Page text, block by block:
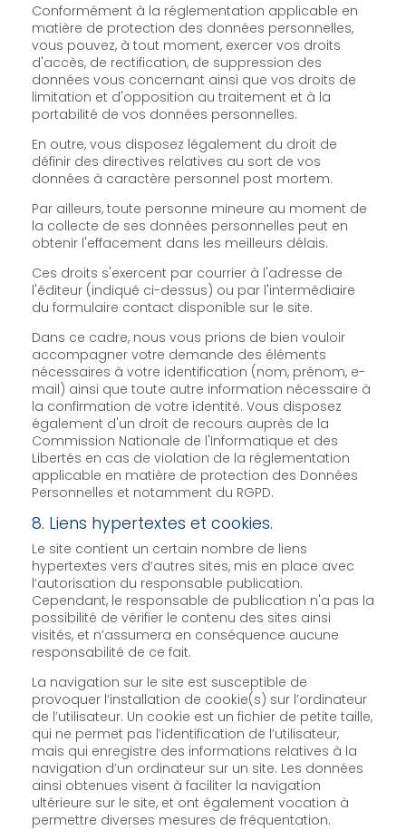
Conformément à la réglementation applicable en
matière de protection des données personnelles,
vous pouvez, à tout moment, exercer vos droits
d'accès, de rectification, de suppression des
données vous concernant ainsi que vos droits de
limitation et d'opposition au traitement et à la
portabilité de vos données personnelles.
En outre, vous disposez légalement du droit de
définir des directives relatives au sort de vos
données à caractère personnel post mortem.
Par ailleurs, toute personne mineure au moment de
la collecte de ses données personnelles peut en
obtenir l'effacement dans les meilleurs délais.
Ces droits s'exercent par courrier à l'adresse de
l'éditeur (indiqué ci-dessus) ou par l'intermédiaire
du formulaire contact disponible sur le site.
Dans ce cadre, nous vous prions de bien vouloir
accompagner votre demande des éléments
nécessaires à votre identification (nom, prénom, e-
mail) ainsi que toute autre information nécessaire à
la confirmation de votre identité. Vous disposez
également d'un droit de recours auprès de la
Commission Nationale de l'Informatique et des
Libertés en cas de violation de la réglementation
applicable en matière de protection des Données
Personnelles et notamment du RGPD.
8. Liens hypertextes et cookies.
Le site contient un certain nombre de liens
hypertextes vers d’autres sites, mis en place avec
l’autorisation du responsable publication.
Cependant, le responsable de publication n'a pas la
possibilité de vérifier le contenu des sites ainsi
visités, et n’assumera en conséquence aucune
responsabilité de ce fait.
La navigation sur le site est susceptible de
provoquer l’installation de cookie(s) sur l’ordinateur
de l’utilisateur. Un cookie est un fichier de petite taille,
qui ne permet pas l’identification de l’utilisateur,
mais qui enregistre des informations relatives à la
navigation d’un ordinateur sur un site. Les données
ainsi obtenues visent à faciliter la navigation
ultérieure sur le site, et ont également vocation à
permettre diverses mesures de fréquentation.